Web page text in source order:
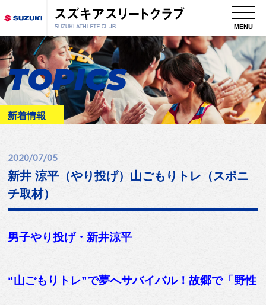
MENU
TOPICS
新着情報
2020/07/05
新井 涼平（やり投げ）山ごもりトレ（スポニ
チ取材）
男子やり投げ・新井涼平
“山ごもりトレ”で夢へサバイバル！故郷で「野性